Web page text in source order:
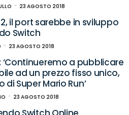
23 AGOSTO 2018
2, il port sarebbe in sviluppo
Switch
23 AGOSTO 2018
a pubblicare
ad un prezzo fisso unico,
di Super Mario Run’
23 AGOSTO 2018